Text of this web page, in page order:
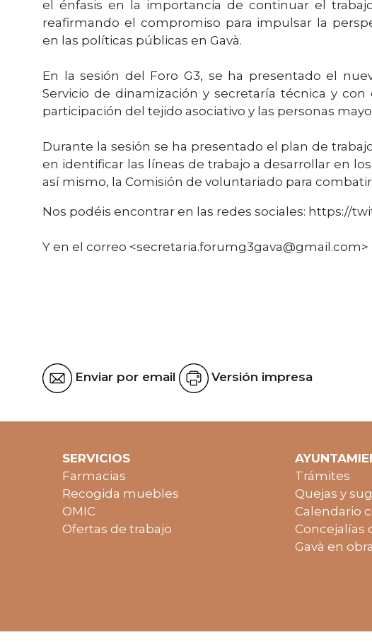
el énfasis en la importancia de continuar el
reafirmando el compromiso para impulsar la
en las políticas públicas en Gavà.
En la sesión del Foro G3, se ha presentado el
Servicio de dinamización y secretaría técnica y
participación del tejido asociativo y las personas
Durante la sesión se ha presentado el plan de
en identificar las líneas de trabajo a desarrollar en
así mismo, la Comisión de voluntariado para
Nos podéis encontrar en las redes sociales: https://
Y en el correo <secretaria.forumg3gava@gmail.com>
Enviar por email Versión impresa
SERVICIOS
Farmacias
Recogida muebles
OMIC
Ofertas de trabajo
Trámites
Quejas y
Calendario
Concejalías
Gavà en